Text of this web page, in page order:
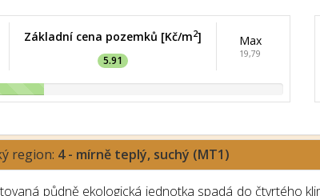
Základní cena pozemků [Kč/m2]
5.91
Max
19,79
region: 4 - mírně teplý, suchý (MT1)
půdně ekologická jednotka spadá do čtvrtého